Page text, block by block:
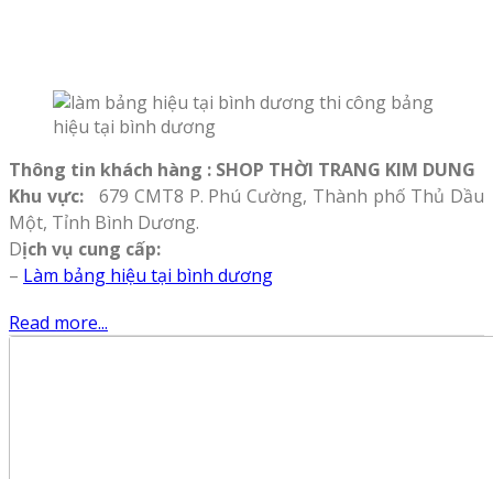
Thông tin khách hàng : SHOP THỜI TRANG KIM DUNG
Khu vực:
679 CMT8 P. Phú Cường, Thành phố Thủ Dầu
Một, Tỉnh Bình Dương.
Dịch vụ cung cấp:
– Làm bảng hiệu tại bình dương
Read more...